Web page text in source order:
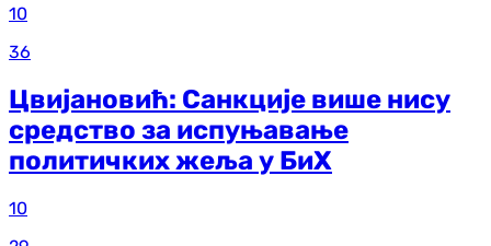
10
36
Цвијановић: Санкције више нису
средство за испуњавање
политичких жеља у БиХ
10